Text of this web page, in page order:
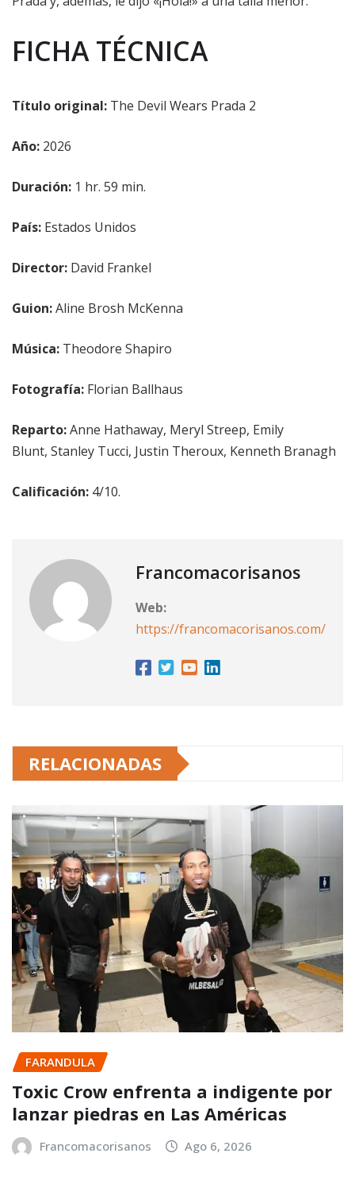
FICHA TÉCNICA
Título original: The Devil Wears Prada 2
Año: 2026
Duración: 1 hr. 59 min.
País: Estados Unidos
Director: David Frankel
Guion:Aline Brosh McKenna
Música: Theodore Shapiro
Fotografía: Florian Ballhaus
Reparto:Anne Hathaway, Meryl Streep, Emily
Blunt, Stanley Tucci, Justin Theroux, Kenneth Branagh
Calificación: 4/10.
Francomacorisanos
Web:
https://francomacorisanos.com/
RELACIONADAS
FARANDULA
Toxic Crow enfrenta a indigente por
lanzar piedras en Las Américas
Francomacorisanos Ago 6, 2026